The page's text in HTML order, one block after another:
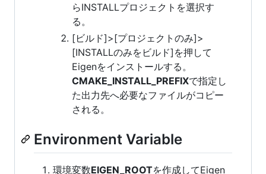
らINSTALLプロジェクトを選択す
る。
[ビルド]>[プロジェクトのみ]>
[INSTALLのみをビルド]を押して
Eigenをインストールする。
CMAKE_INSTALL_PREFIXで指定し
た出力先へ必要なファイルがコピー
される。
Environment Variable
環境変数EIGEN_ROOTを作成してEigen